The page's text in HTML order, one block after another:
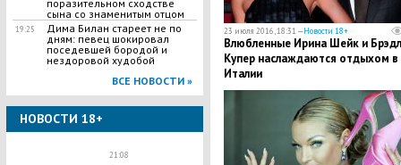
поразительном сходстве
сына со знаменитым отцом
19:25
Дима Билан стареет не по
дням: певец шокировал
поседевшей бородой и
нездоровой худобой
ВСЕ НОВОСТИ »
НОВОСТИ 18+
21:08
23 июля 2016, 18:31 —Новости 18+
Влюбленные Ирина Шейк и
Купер наслаждаются отдыхом в
Италии